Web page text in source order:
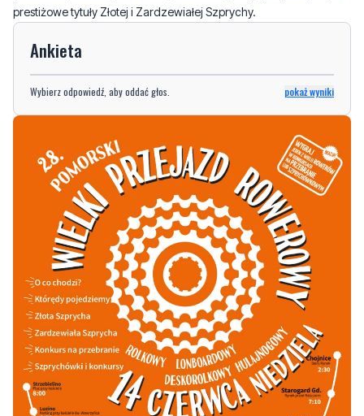
prestiżowe tytuły Złotej i Zardzewiałej Szprychy.
Ankieta
Wybierz odpowiedź, aby oddać głos. pokaż wyniki